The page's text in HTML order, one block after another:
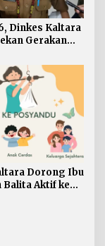
Dinkes Kaltara
Gerakan
Dorong Ibu
Balita Aktif ke